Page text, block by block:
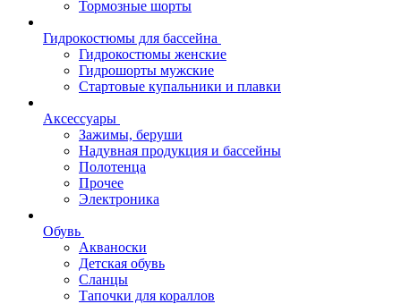
Тормозные шорты
Гидрокостюмы для бассейна
Гидрокостюмы женские
Гидрошорты мужские
Стартовые купальники и плавки
Аксессуары
Зажимы, беруши
Надувная продукция и бассейны
Полотенца
Прочее
Электроника
Обувь
Акваноски
Детская обувь
Сланцы
Тапочки для кораллов